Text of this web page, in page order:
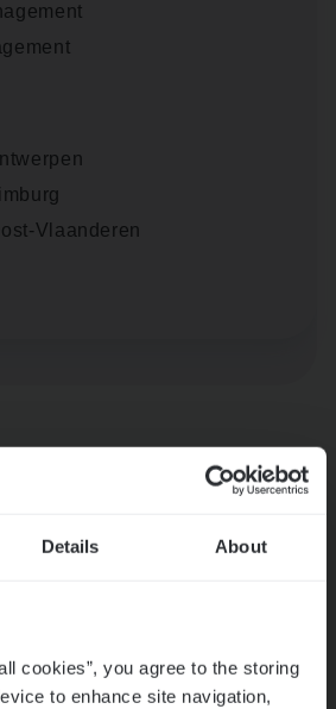
Details About
cookies”, you agree to the storing
to enhance site navigation,
Vlaanderen
Expert
in games én op het